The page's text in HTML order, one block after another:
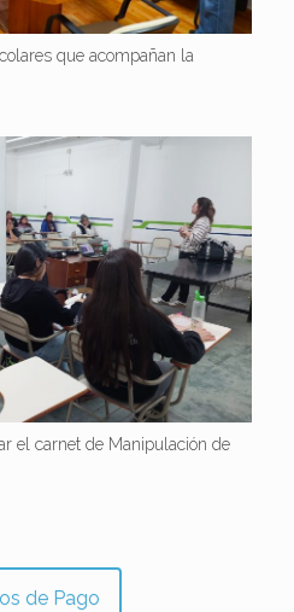
que acompañan la
el carnet de Manipulación de
de Pago